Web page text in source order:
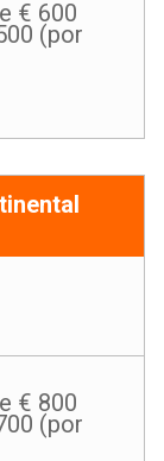
€ 600
(por
€ 800
(por